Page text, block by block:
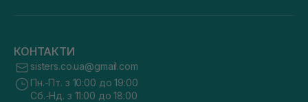
КОНТАКТИ
sisters.co.ua@gmail.com
Пн.-Пт. з 10:00 до 19:00
Сб.-Нд. з 11:00 до 18:00